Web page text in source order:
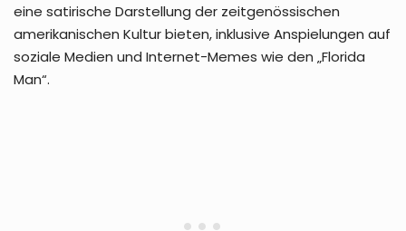
eine satirische Darstellung der zeitgenössischen
amerikanischen Kultur bieten, inklusive Anspielungen auf
soziale Medien und Internet-Memes wie den „Florida
Man“.